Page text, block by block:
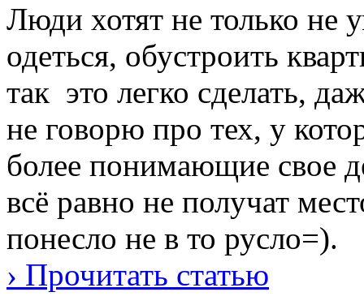
Люди хотят не только не
одеться, обустроить
так это легко сделать,
не говорю про тех, у
более понимающие свое
всё равно не получат
понесло не в то русло=).
› Прочитать статью